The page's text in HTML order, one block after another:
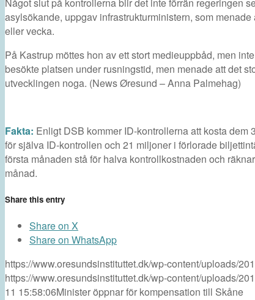
asylsökande, uppgav infrastrukturministern, som
eller vecka.
På Kastrup möttes hon av ett stort medieuppbåd, men
besökte platsen under rusningstid, men menade att det
utvecklingen noga. (News Øresund – Anna Palmehag)
Fakta: Enligt DSB kommer ID-kontrollerna att kosta
för själva ID-kontrollen och 21 miljoner i förlorade
första månaden stå för halva kontrollkostnaden och
månad.
Share this entry
Share on X
Share on WhatsApp
https://www.oresundsinstituttet.dk/wp-content/uploads/
https://www.oresundsinstituttet.dk/wp-content/uploads/
11 15:58:06Minister öppnar för kompensation till Skåne